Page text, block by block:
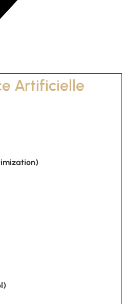
Artificielle